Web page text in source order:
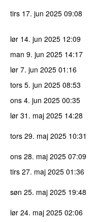
tirs 17. jun 2025 09:08
lør 14. jun 2025 12:09
man 9. jun 2025 14:17
lør 7. jun 2025 01:16
tors 5. jun 2025 08:53
ons 4. jun 2025 00:35
lør 31. maj 2025 14:28
tors 29. maj 2025 10:31
ons 28. maj 2025 07:09
tirs 27. maj 2025 01:36
søn 25. maj 2025 19:48
lør 24. maj 2025 02:06